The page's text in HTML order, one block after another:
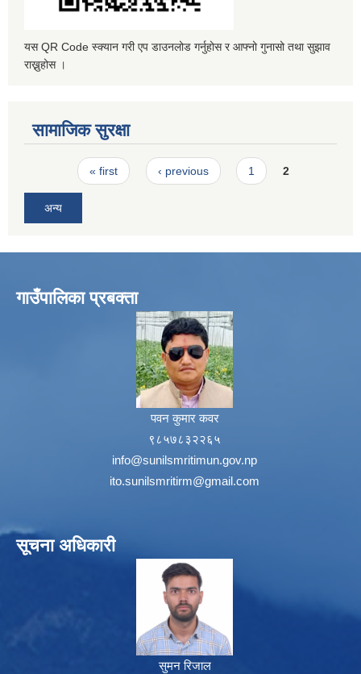
यस QR Code स्क्यान गरी एप डाउनलोड गर्नुहोस र आफ्नो गुनासो तथा सुझाव
राख्नुहोस ।
सामाजिक सुरक्षा
Pages« first ‹ previous 1 2
अन्य
गाउँपालिका प्रबक्ता
पवन कुमार कवर
९८५७८३२२६५
info@sunilsmritimun.gov.np
ito.sunilsmritirm@gmail.com
सूचना अधिकारी
सुमन रिजाल